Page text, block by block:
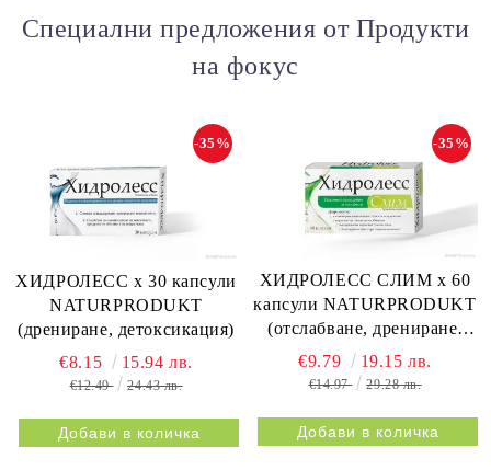
Специални предложения от Продукти
на фокус
ХИДРОЛЕСС х 30 капсули
NATURPRODUKT
(дрениране, детоксикация)
-35%
€8.15 15.94 лв.
€12.49 24.43 лв.
ХИДРОЛЕСС СЛИМ х 60
капсули NATURPRODUKT
(отслабване, дрениране,
метаболизъм)
-35%
€9.79 19.15 лв.
€14.97 29.28 лв.